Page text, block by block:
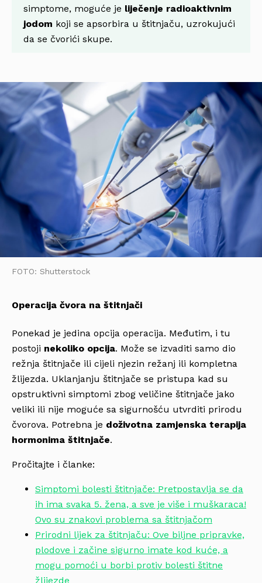
simptome, moguće je liječenje radioaktivnim
jodom koji se apsorbira u štitnjaču, uzrokujući
da se čvorići skupe.
FOTO: Shutterstock
Operacija čvora na štitnjači
Ponekad je jedina opcija operacija. Međutim, i tu
postoji nekoliko opcija. Može se izvaditi samo dio
režnja štitnjače ili cijeli njezin režanj ili kompletna
žlijezda. Uklanjanju štitnjače se pristupa kad su
opstruktivni simptomi zbog veličine štitnjače jako
veliki ili nije moguće sa sigurnošću utvrditi prirodu
čvorova. Potrebna je doživotna zamjenska terapija
hormonima štitnjače.
Pročitajte i članke:
Simptomi bolesti štitnjače: Pretpostavlja se da
ih ima svaka 5. žena, a sve je više i muškaraca!
Ovo su znakovi problema sa štitnjačom
Prirodni lijek za štitnjaču: Ove biljne pripravke,
plodove i začine sigurno imate kod kuće, a
mogu pomoći u borbi protiv bolesti štitne
žlijezde